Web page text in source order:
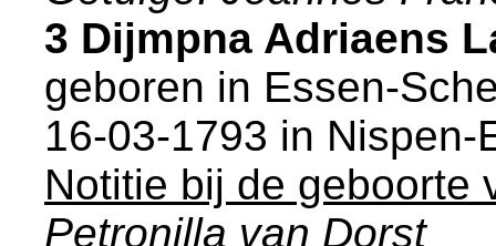
3 Dijmpna Adriaens
geboren in Essen-
16-03-1793 in Nispen-
Notitie bij de geboorte
Petronilla van Dorst